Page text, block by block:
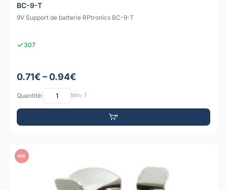
BC-9-T
9V Support de batterie RPtronics BC-9-T
307
0.71€ – 0.94€
Quantité: Min: 1
PDF